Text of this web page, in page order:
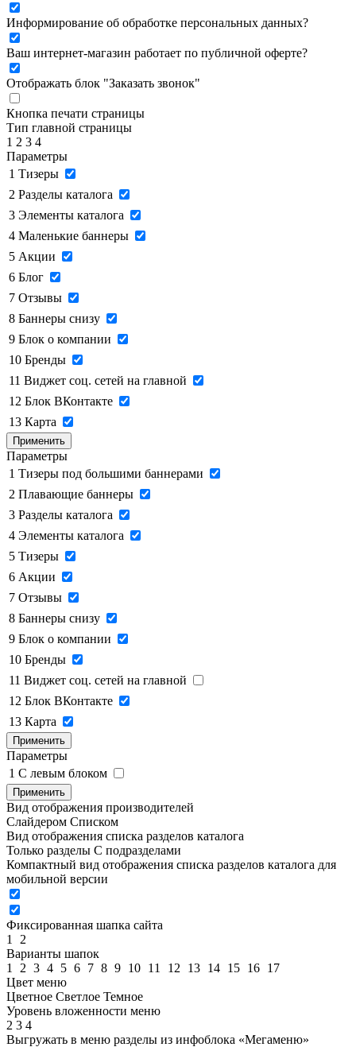
Информирование об обработке персональных данных?
Ваш интернет-магазин работает по публичной оферте?
Отображать блок "Заказать звонок"
Кнопка печати страницы
Тип главной страницы
1 2 3 4
Параметры
1 Тизеры
2 Разделы каталога
3 Элементы каталога
4 Маленькие баннеры
5 Акции
6 Блог
7 Отзывы
8 Баннеры снизу
9 Блок о компании
10 Бренды
11 Виджет соц. сетей на главной
12 Блок ВКонтакте
13 Карта
Применить
Параметры
1 Тизеры под большими баннерами
2 Плавающие баннеры
3 Разделы каталога
4 Элементы каталога
5 Тизеры
6 Акции
7 Отзывы
8 Баннеры снизу
9 Блок о компании
10 Бренды
11 Виджет соц. сетей на главной
12 Блок ВКонтакте
13 Карта
Применить
Параметры
1 C левым блоком
Применить
Вид отображения производителей
Слайдером Списком
Вид отображения списка разделов каталога
Только разделы С подразделами
Компактный вид отображения списка разделов каталога для
мобильной версии
Фиксированная шапка сайта
1
2
Варианты шапок
1
2 3 4 5 6 7 8 9 10 11 12 13 14 15 16 17
Цвет меню
Цветное Светлое Темное
Уровень вложенности меню
2 3 4
Выгружать в меню разделы из инфоблока «Мегаменю»